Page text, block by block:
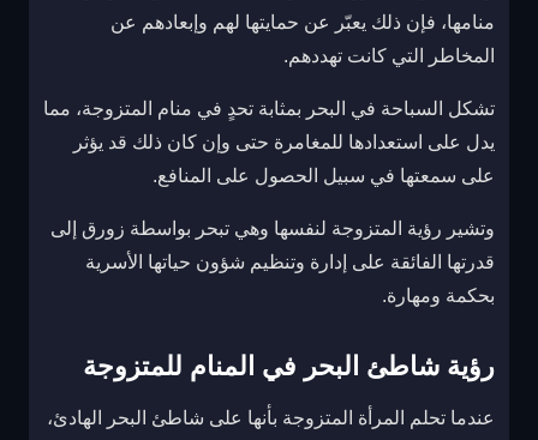
منامها، فإن ذلك يعبّر عن حمايتها لهم وإبعادهم عن
المخاطر التي كانت تهددهم.
تشكل السباحة في البحر بمثابة تحدٍ في منام المتزوجة، مما
يدل على استعدادها للمغامرة حتى وإن كان ذلك قد يؤثر
على سمعتها في سبيل الحصول على المنافع.
وتشير رؤية المتزوجة لنفسها وهي تبحر بواسطة زورق إلى
قدرتها الفائقة على إدارة وتنظيم شؤون حياتها الأسرية
بحكمة ومهارة.
رؤية شاطئ البحر في المنام للمتزوجة
عندما تحلم المرأة المتزوجة بأنها على شاطئ البحر الهادئ،